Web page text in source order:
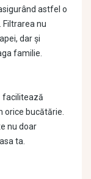
astfel o
nu
dar și
familie.
facilitează
bucătărie.
nu doar
ta.